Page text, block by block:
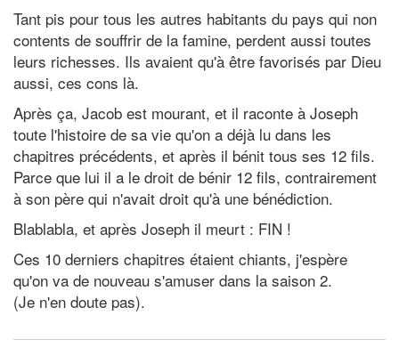
Tant pis pour tous les autres habitants du pays qui non
contents de souffrir de la famine, perdent aussi toutes
leurs richesses. Ils avaient qu'à être favorisés par Dieu
aussi, ces cons là.
Après ça, Jacob est mourant, et il raconte à Joseph
toute l'histoire de sa vie qu'on a déjà lu dans les
chapitres précédents, et après il bénit tous ses 12 fils.
Parce que lui il a le droit de bénir 12 fils, contrairement
à son père qui n'avait droit qu'à une bénédiction.
Blablabla, et après Joseph il meurt : FIN !
Ces 10 derniers chapitres étaient chiants, j'espère
qu'on va de nouveau s'amuser dans la saison 2.
(Je n'en doute pas).